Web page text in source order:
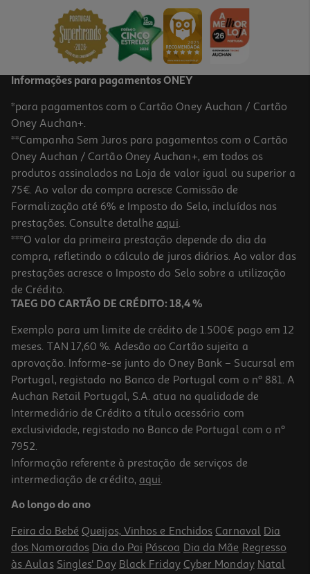
3.0
Teclado Com Fio Qilive 600149339 Preto Q.3321
7.99 €/un
7,99 €
Colunas Para Pc Qilive 2.0 6w Preto
5.99 €/un
5,99 €
Informações para pagamentos ONEY
*para pagamentos com o Cartão Oney Auchan / Cartão
Oney Auchan+.
**Campanha Sem Juros para pagamentos com o Cartão
Oney Auchan / Cartão Oney Auchan+, em todos os
produtos assinalados na Loja de valor igual ou superior a
75€. Ao valor da compra acresce Comissão de
Formalização até 6% e Imposto do Selo, incluídos nas
prestações. Consulte detalhe aqui.
***O valor da primeira prestação depende do dia da
compra, refletindo o cálculo de juros diários. Ao valor das
prestações acresce o Imposto do Selo sobre a utilização
de Crédito.
TAEG DO CARTÃO DE CRÉDITO: 18,4 %
Exemplo para um limite de crédito de 1.500€ pago em 12
meses. TAN 17,60 %. Adesão ao Cartão sujeita a
aprovação. Informe-se junto do Oney Bank – Sucursal em
Portugal, registado no Banco de Portugal com o nº 881. A
Auchan Retail Portugal, S.A. atua na qualidade de
Intermediário de Crédito a título acessório com
exclusividade, registado no Banco de Portugal com o nº
7952.
Informação referente à prestação de serviços de
intermediação de crédito, aqui.
Ao longo do ano
Feira do Bebé Queijos, Vinhos e Enchidos Carnaval Dia
dos Namorados Dia do Pai Páscoa Dia da Mãe Regresso
às Aulas Singles' Day Black Friday Cyber Monday Natal